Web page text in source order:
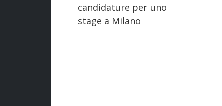
candidature per uno
stage a Milano